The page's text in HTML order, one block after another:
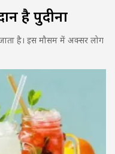
है पुदीना
है। इस मौसम में अक्सर लोग